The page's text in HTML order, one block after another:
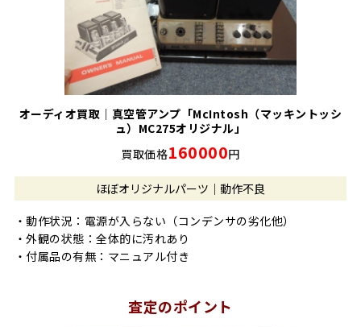
オーディオ買取｜真空管アンプ「McIntosh（マッキントッシ
ュ）MC275オリジナル」
買取価格160000円
ほぼオリジナルパーツ｜動作不良
・動作状況：電源が入らない（コンデンサの劣化他）
・外観の状態：全体的に汚れあり
・付属品の有無：マニュアル付き
査定のポイント